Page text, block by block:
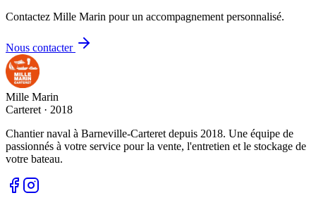
Contactez Mille Marin pour un accompagnement personnalisé.
Nous contacter
Mille Marin
Carteret · 2018
Chantier naval à Barneville-Carteret depuis 2018. Une équipe de
passionnés à votre service pour la vente, l'entretien et le stockage de
votre bateau.